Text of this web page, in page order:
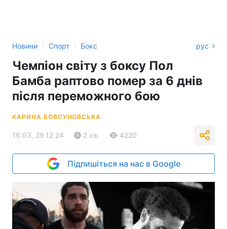
Новини › Спорт › Бокс рус
Чемпіон світу з боксу Пол
Бамба раптово помер за 6 днів
після переможного бою
КАРИНА БОВСУНОВСЬКА
16:03, 29.12.24 2 хв. 4220
Підпишіться на нас в Google